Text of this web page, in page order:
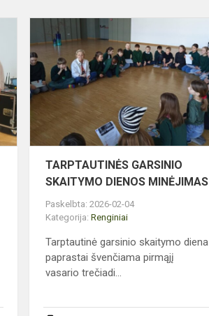
16-
OSIOS
MINĖJIMAS
TARPTAUTINĖS GARSINIO
SKAITYMO DIENOS MINĖJIMAS
Paskelbta: 2026-02-04
Kategorija:Renginiai
Tarptautinė garsinio skaitymo diena
paprastai švenčiama pirmąjį
vasario trečiadi...